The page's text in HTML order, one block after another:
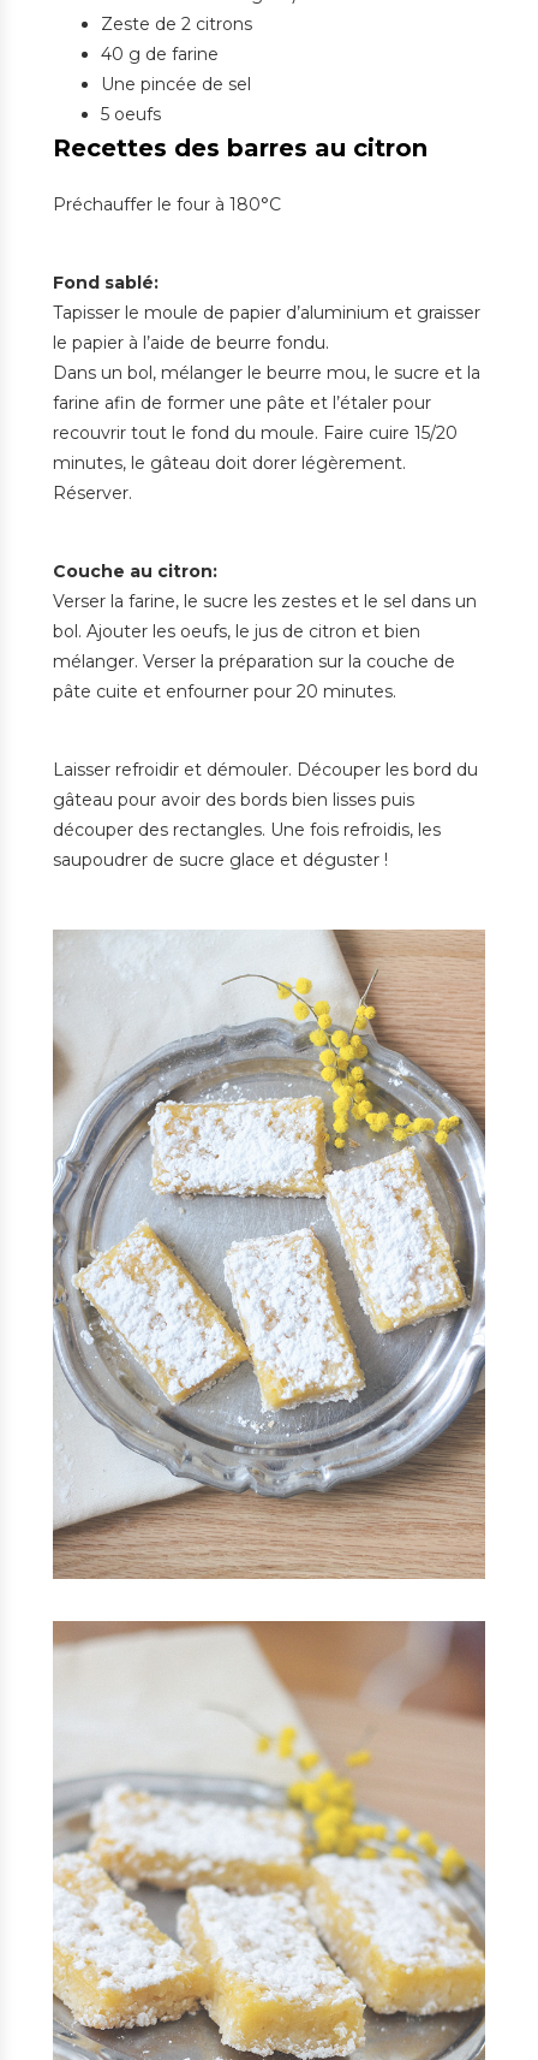
Zeste de 2 citrons
40 g de farine
Une pincée de sel
5 oeufs
Recettes des barres au citron
Préchauffer le four à 180°C
Fond sablé:
Tapisser le moule de papier d’aluminium et graisser
le papier à l’aide de beurre fondu.
Dans un bol, mélanger le beurre mou, le sucre et la
farine afin de former une pâte et l’étaler pour
recouvrir tout le fond du moule. Faire cuire 15/20
minutes, le gâteau doit dorer légèrement.
Réserver.
Couche au citron:
Verser la farine, le sucre les zestes et le sel dans un
bol. Ajouter les oeufs, le jus de citron et bien
mélanger. Verser la préparation sur la couche de
pâte cuite et enfourner pour 20 minutes.
Laisser refroidir et démouler. Découper les bord du
gâteau pour avoir des bords bien lisses puis
découper des rectangles. Une fois refroidis, les
saupoudrer de sucre glace et déguster !